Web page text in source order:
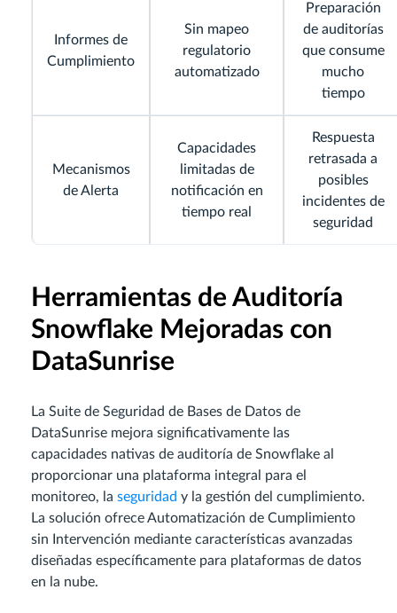
Informes de
Cumplimiento
Sin mapeo
regulatorio
automatizado
Preparación
de auditorías
que consume
mucho
tiempo
Mecanismos
de Alerta
Capacidades
limitadas de
notificación en
tiempo real
Respuesta
retrasada a
posibles
incidentes de
seguridad
Herramientas de Auditoría
Snowflake Mejoradas con
DataSunrise
La Suite de Seguridad de Bases de Datos de
DataSunrise mejora significativamente las
capacidades nativas de auditoría de Snowflake al
proporcionar una plataforma integral para el
monitoreo, la seguridad y la gestión del cumplimiento.
La solución ofrece Automatización de Cumplimiento
sin Intervención mediante características avanzadas
diseñadas específicamente para plataformas de datos
en la nube.